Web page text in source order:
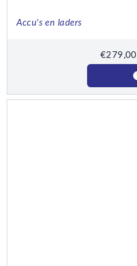
Accu's en laders
€279,00